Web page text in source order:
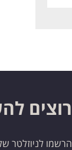
רוצים
הרשמו לניוזלטר